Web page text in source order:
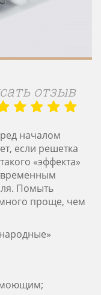
отзыв
началом
если решетка
«эффекта»
Помыть
проще, чем
моющим;